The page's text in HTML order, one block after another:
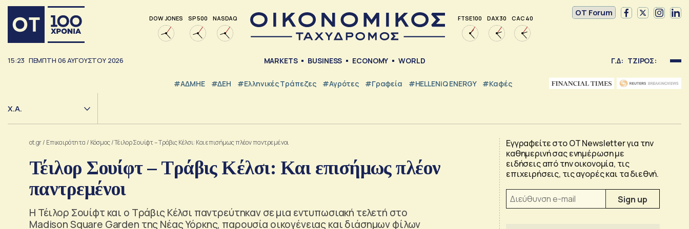
DOW JONES SP 500 NASDAQ FTSE 100 DAX 30 CAC 40
OT Forum
15:23 ΠΕΜΠΤΗ 06ΑΥΓΟΥΣΤΟΥ 2026 MARKETS BUSINESS ECONOMY WORLD Γ.Δ: ΤΖΙΡΟΣ:
#ΑΔΜΗΕ #ΔΕΗ #ελληνικές Τράπεζες #Αγρότες #Γραφεία #HELLENiQ ENERGY #καφές
Χ.Α.
ot.gr/ Επικαιρότητα / Κόσμος/Τέιλορ Σουίφτ – Τράβις Κέλσι: Και επισήμως πλέον παντρεμένοι
Τέιλορ Σουίφτ – Τράβις Κέλσι: Και επισήμως πλέον
παντρεμένοι
Η Τέιλορ Σουίφτ και ο Τράβις Κέλσι παντρεύτηκαν σε μια εντυπωσιακή τελετή στο
Madison Square Garden της Νέας Υόρκης, παρουσία οικογένειας και διάσημων φίλων
Εγγραφείτε στο OT Newsletter για την
καθημερινή σας ενημέρωση με
ειδήσεις από την οικονομία, τις
επιχειρήσεις, τις αγορές και τα διεθνή.